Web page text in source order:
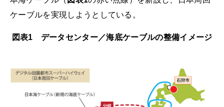
ケーブルを実現しようとしている。
図表1 データセンター／海底ケーブルの整備イメージ